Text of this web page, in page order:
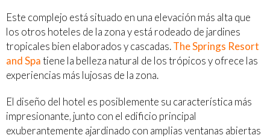
Este complejo está situado en una elevación más alta que
los otros hoteles de la zona y está rodeado de jardines
tropicales bien elaborados y cascadas.The Springs Resort
and Spatiene la belleza natural de los trópicos y ofrece las
experiencias más lujosas de la zona.
El diseño del hotel es posiblemente su característica más
impresionante, junto con el edificio principal
exuberantemente ajardinado con amplias ventanas abiertas